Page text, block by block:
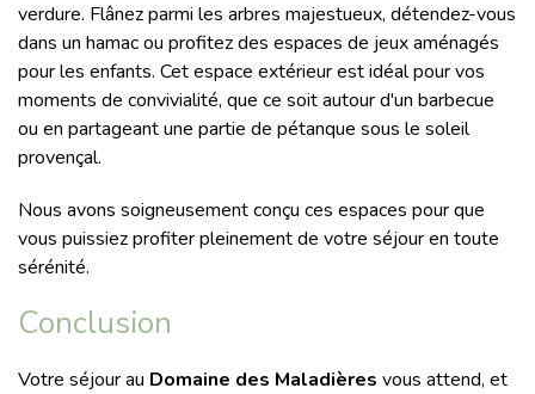
verdure. Flânez parmi les arbres majestueux, détendez-vous
dans un hamac ou profitez des espaces de jeux aménagés
pour les enfants. Cet espace extérieur est idéal pour vos
moments de convivialité, que ce soit autour d'un barbecue
ou en partageant une partie de pétanque sous le soleil
provençal.
Nous avons soigneusement conçu ces espaces pour que
vous puissiez profiter pleinement de votre séjour en toute
sérénité.
Conclusion
Votre séjour au Domaine des Maladières vous attend, et